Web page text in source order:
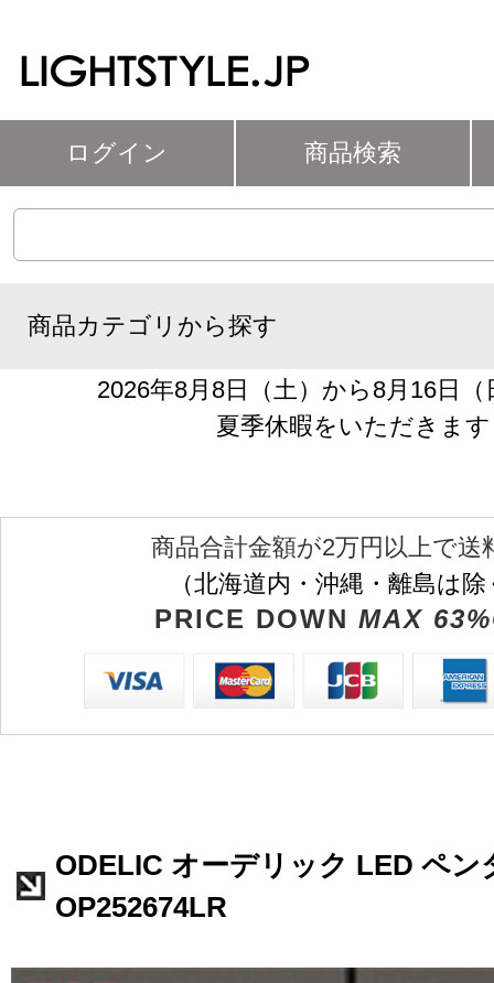
ログイン 商品検索
商品カテゴリから探す
2026年8月8日（土）から8月16日
夏季休暇をいただきます
商品合計金額が2万円以上で送
（北海道内・沖縄・離島は
PRICE DOWN MAX
ODELIC オーデリック LED ペン
OP252674LR